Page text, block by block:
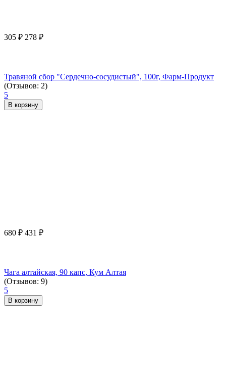
305 ₽ 278 ₽
Травяной сбор "Сердечно-сосудистый", 100г, Фарм-Продукт
(Отзывов: 2)
5
В корзину
680 ₽ 431 ₽
Чага алтайская, 90 капс, Кум Алтая
(Отзывов: 9)
5
В корзину